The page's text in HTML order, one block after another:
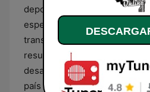
deporte hípico y la
especializada. Su formato se
transmisión de análisis
resultados en tiempo real de
desarrolladas en los
país y del exterior. El